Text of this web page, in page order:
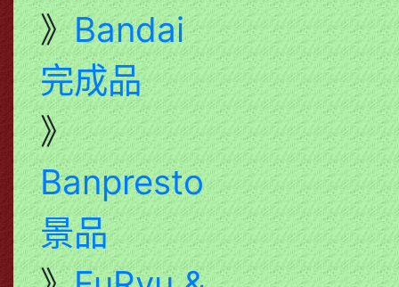
》Bandai
完成品
》
Banpresto
景品